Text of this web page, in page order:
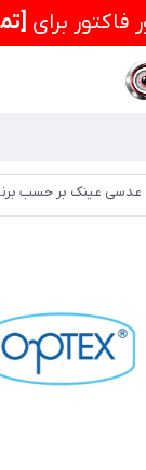
برای
عدسی عینک بر حسب